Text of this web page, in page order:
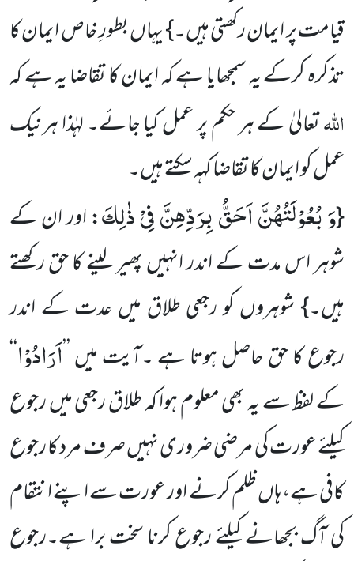
قیامت پر ایمان رکھتی ہیں۔} یہاں بطورِ خاص ایمان کا
تذکرہ کرکے یہ سمجھایا ہے کہ ایمان کا تقاضا یہ ہے کہ
اللہتعالیٰ کے ہر حکم پر عمل کیا جائے۔ لہٰذا ہرنیک
عمل کو ایمان کا تقاضا کہہ سکتے ہیں۔
{وَ بُعُوْلَتُهُنَّ اَحَقُّ بِرَدِّهِنَّ فِیْ ذٰلِكَ: اور ان کے
شوہر اس مدت کے اندر انہیں پھیر لینے کا حق رکھتے
ہیں۔} شوہروں کو رجعی طلاق میں عدت کے اندر
رجوع کا حق حاصل ہوتا ہے ۔آیت میں ’’اَرَادُوْا‘‘
کے لفظ سے یہ بھی معلوم ہوا کہ طلاق رجعی میں رجوع
کیلئے عورت کی مرضی ضروری نہیں صرف مرد کا رجوع
کافی ہے، ہاں ظلم کرنے اور عورت سے اپنے انتقام
کی آگ بجھانے کیلئے رجوع کرنا سخت برا ہے۔رجوع